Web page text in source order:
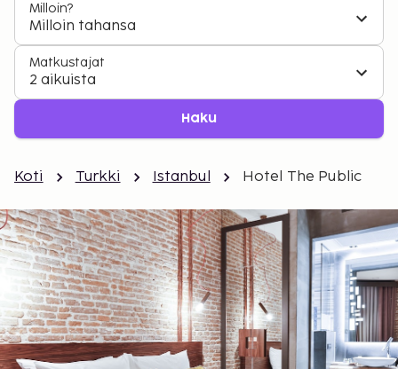
Milloin?
Milloin tahansa
Matkustajat
2 aikuista
Haku
Koti Turkki Istanbul Hotel The Public